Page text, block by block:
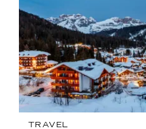
TRAVEL